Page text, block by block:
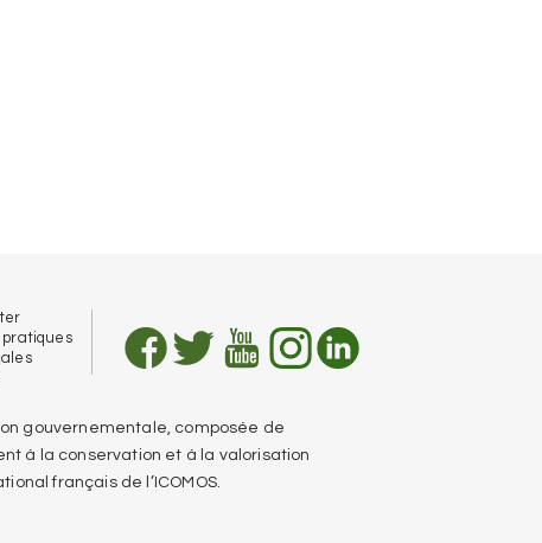
pratiques
gouvernementale, composée de
à la conservation et à la valorisation
français de l’ICOMOS.